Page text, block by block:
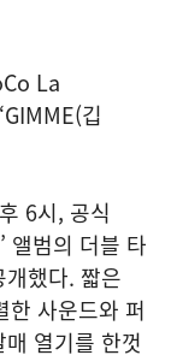
La
깁
6시, 공식
앨범의 더블 타
개했다. 짧은
한 사운드와 퍼
열기를 한껏